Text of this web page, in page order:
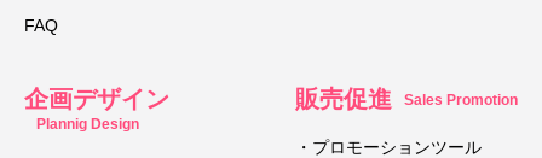
FAQ
企画デザイン
Plannig Design
販売促進 Sales Promotion
・プロモーションツール